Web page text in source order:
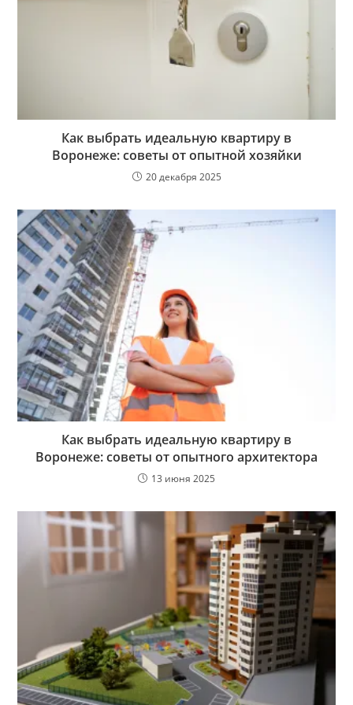
Как выбрать идеальную квартиру в
Воронеже: советы от опытной хозяйки
20 декабря 2025
Как выбрать идеальную квартиру в
Воронеже: советы от опытного архитектора
13 июня 2025